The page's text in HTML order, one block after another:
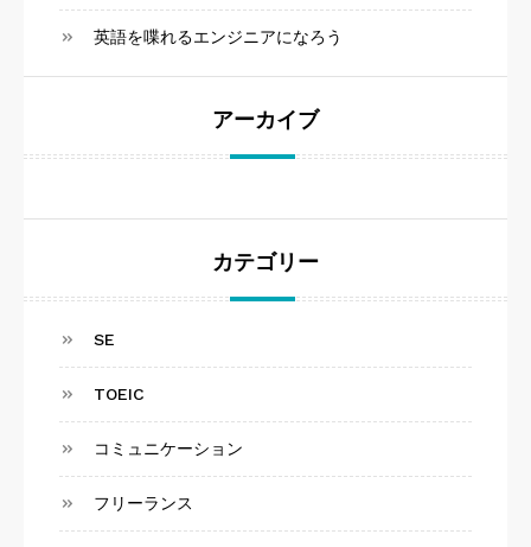
英語を喋れるエンジニアになろう
アーカイブ
カテゴリー
SE
TOEIC
コミュニケーション
フリーランス